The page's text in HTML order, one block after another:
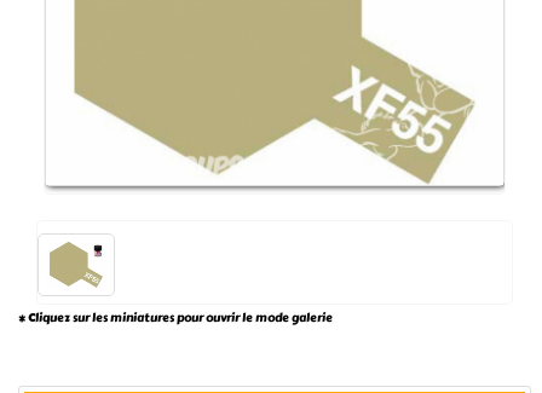
* Cliquez sur les miniatures pour ouvrir le mode galerie